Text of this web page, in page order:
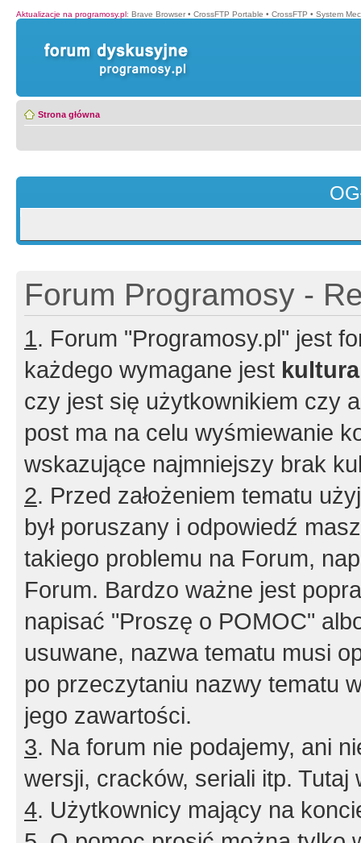
Aktualizacje na programosy.pl: Brave Browser • CrossFTP Portable • CrossFTP • System
Strona główna
Forum Programosy -
1. Forum "Programosy.pl" jest
każdego wymagane jest
czy jest się użytkownikiem czy
post ma na celu wyśmiewanie
wskazujące najmniejszy brak
2. Przed założeniem tematu
był poruszany i odpowiedź
takiego problemu na Forum,
Forum. Bardzo ważne jest
napisać "Proszę o POMOC"
usuwane, nazwa tematu musi
po przeczytaniu nazwy tematu
jego zawartości.
3. Na forum nie podajemy, ani
wersji, cracków, seriali itp. Tutaj
4. Użytkownicy mający na